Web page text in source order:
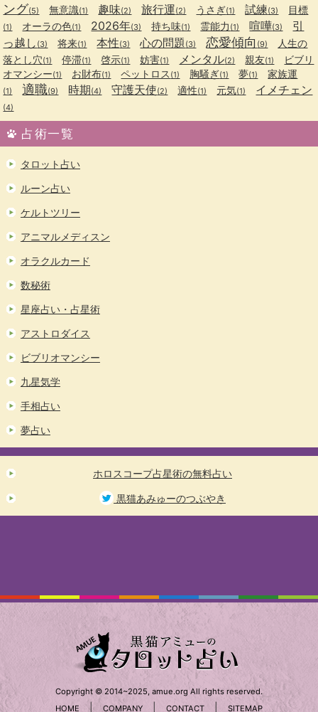
ング(5) 無意識(1) 趣味(2) 旅行運(2) うさぎ(1) 試練(3) 目標
(1) オーラの色(1) 2026年(3) 持ち味(1) 霊能力 (1) 喧嘩(3)
引
っ越し (3) 将来(1) 本性(3) 心の問題 (3) 恋愛傾向 (9)
人生の
落とし穴(1) 停滞(1) 啓示(1) 妨害(1) メンタル(2) 親友(1)
ビブリ
オマンシー(1) お財布(1) ペットロス (1) 胸騒ぎ(1) 夢(1) 家族運
(1) 適職(9) 時期(4) 守護天使(2) 適性(1) 元気(1) イメチェン
(4)
占術一覧
タロット占い
ルーン占い
ケルトツリー
アニマルメディスン
オラクルカード
数秘術
星座占い・占星術
アストロダイス
ビブリオマンシー
九星気学
手相占い
夢占い
ホロスコープ占星術の無料占い
黒猫あみゅーのつぶやき
Copyright © 2014~2025, amue.org All rights reserved.
HOME
| COMPANY CONTACT SITEMAP